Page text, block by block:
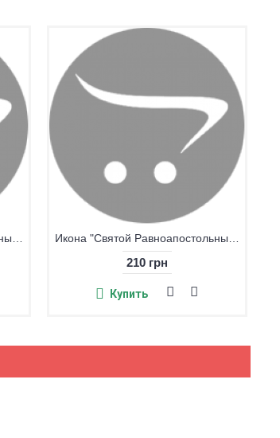
210 грн
Купить